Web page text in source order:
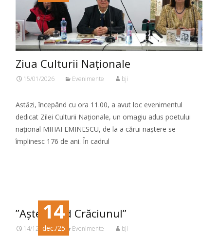
Ziua Culturii Naționale
15/01/2026 Evenimente bji
Astăzi, începând cu ora 11.00, a avut loc evenimentul
dedicat Zilei Culturii Naționale, un omagiu adus poetului
național MIHAI EMINESCU, de la a cărui naștere se
împlinesc 176 de ani. În cadrul
14
dec./25
”Așteptând Crăciunul”
14/12/2025 Evenimente bji